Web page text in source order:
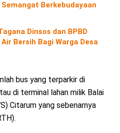
Berkebudayaan
Dinsos dan BPBD
Bersih Bagi Warga Desa
bus yang terparkir di
di terminal lahan milik Balai
Citarum yang sebenarnya